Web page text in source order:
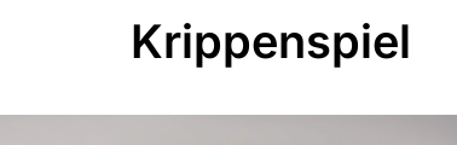
Krippenspiel